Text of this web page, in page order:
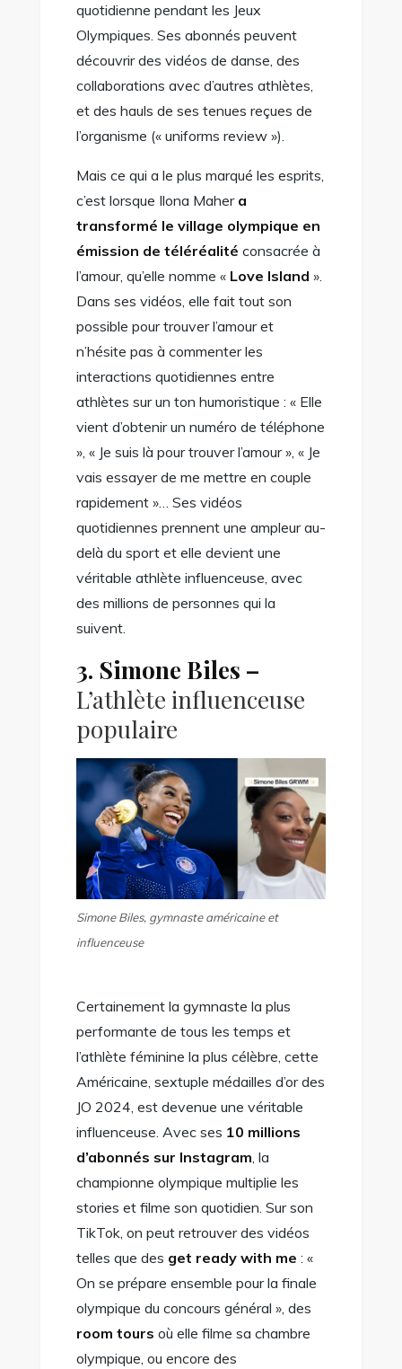
quotidienne pendant les Jeux
Olympiques. Ses abonnés peuvent
découvrir des vidéos de danse, des
collaborations avec d’autres athlètes,
et des hauls de ses tenues reçues de
l’organisme (« uniforms review »).
Mais ce qui a le plus marqué les esprits,
c’est lorsque Ilona Maher a
transformé le village olympique en
émission de téléréalité consacrée à
l’amour, qu’elle nomme « Love Island ».
Dans ses vidéos, elle fait tout son
possible pour trouver l’amour et
n’hésite pas à commenter les
interactions quotidiennes entre
athlètes sur un ton humoristique : « Elle
vient d’obtenir un numéro de téléphone
», « Je suis là pour trouver l’amour », « Je
vais essayer de me mettre en couple
rapidement »… Ses vidéos
quotidiennes prennent une ampleur au-
delà du sport et elle devient une
véritable athlète influenceuse, avec
des millions de personnes qui la
suivent.
3. Simone Biles –
L’athlète influenceuse
populaire
Simone Biles, gymnaste américaine et
influenceuse
Certainement la gymnaste la plus
performante de tous les temps et
l’athlète féminine la plus célèbre, cette
Américaine, sextuple médailles d’or des
JO 2024, est devenue une véritable
influenceuse. Avec ses 10 millions
d’abonnés sur Instagram, la
championne olympique multiplie les
stories et filme son quotidien. Sur son
TikTok, on peut retrouver des vidéos
telles que des get ready with me : «
On se prépare ensemble pour la finale
olympique du concours général », des
room tours où elle filme sa chambre
olympique, ou encore des